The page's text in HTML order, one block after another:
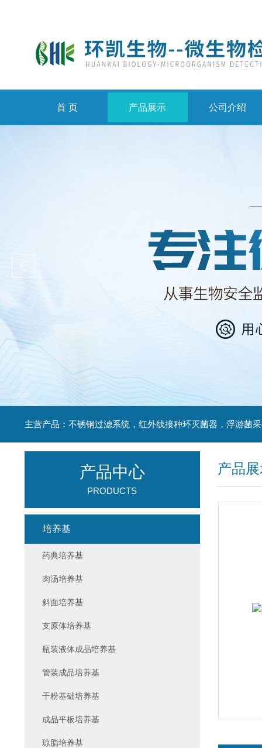
首 页 产品展示 公司介绍
产品
产品中心
PRODUCTS
培养基
药典培养基
肉汤培养基
斜面培养基
支原体培养基
瓶装液体成品培养基
管装成品培养基
干粉基础培养基
成品平板培养基
琼脂培养基